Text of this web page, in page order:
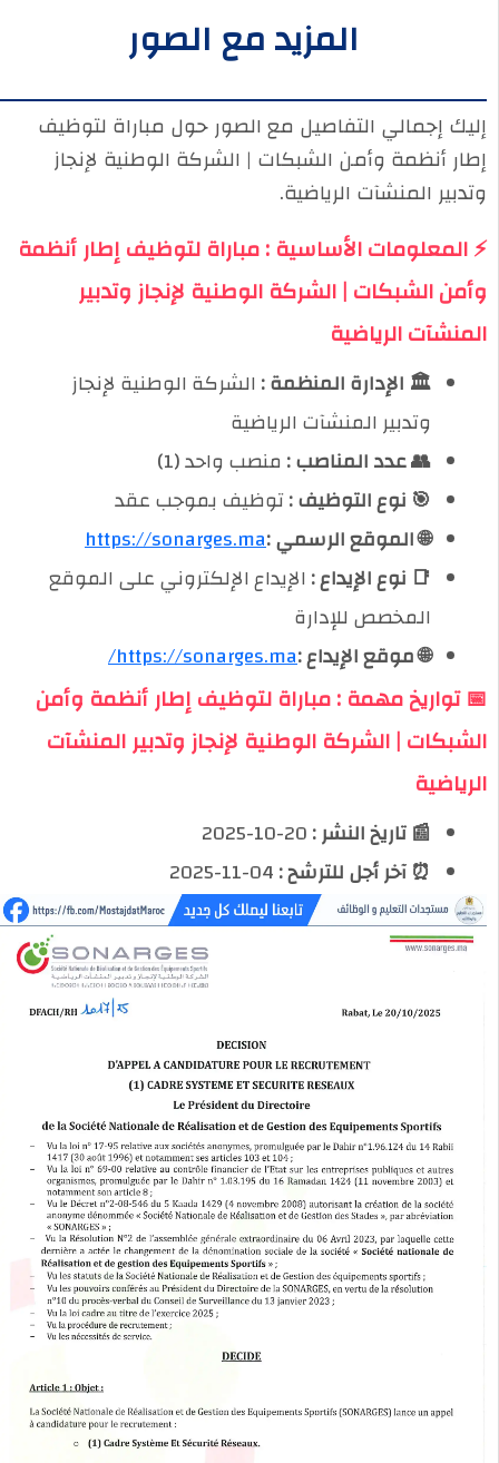
المزيد مع الصور
إليك إجمالي التفاصيل مع الصور حول مباراة لتوظيف
إطار أنظمة وأمن الشبكات | الشركة الوطنية لإنجاز
وتدبير المنشآت الرياضية.
⚡ المعلومات الأساسية : مباراة لتوظيف إطار أنظمة
وأمن الشبكات | الشركة الوطنية لإنجاز وتدبير
المنشآت الرياضية
🏛️ الإدارة المنظمة :الشركة الوطنية لإنجاز
وتدبير المنشآت الرياضية
👥 عدد المناصب :منصب واحد (1)
🎯 نوع التوظيف :توظيف بموجب عقد
🌐 الموقع الرسمي :https://sonarges.ma
📑 نوع الإيداع :الإيداع الإلكتروني على الموقع
المخصص للإدارة
🌐 موقع الإيداع :https://sonarges.ma/
📅 تواريخ مهمة : مباراة لتوظيف إطار أنظمة وأمن
الشبكات | الشركة الوطنية لإنجاز وتدبير المنشآت
الرياضية
📰 تاريخ النشر :20-10-2025
⏰ آخر أجل للترشح :04-11-2025